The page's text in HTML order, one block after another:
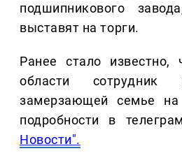
подшипникового
выставят на торги.
Ранее стало известно,
области сотрудник
замерзающей семье на
подробности в
Новости".